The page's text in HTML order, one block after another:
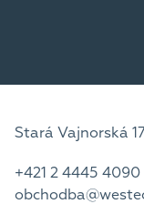
Stará Vajnorská
+421 2 4445 4090